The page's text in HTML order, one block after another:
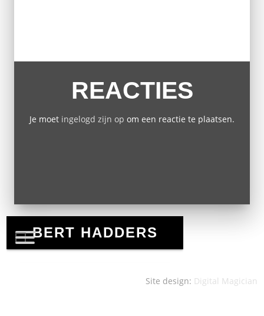
REACTIES
Je moet ingelogd zijn op om een reactie te plaatsen.
Site design: Digital Magician